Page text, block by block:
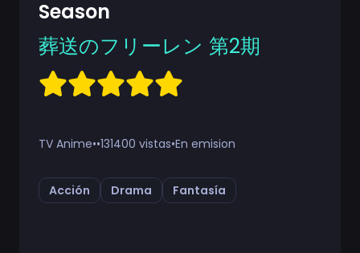
Season
葬送のフリーレン 第2期
TV Anime••131400 vistas•En emision
Acción Drama Fantasía